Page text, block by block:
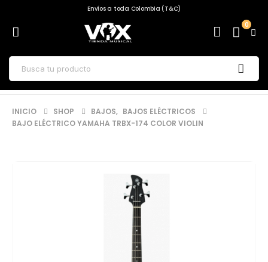
Envíos a toda Colombia (T&C)
0
INICIO SHOP BAJOS, BAJOS ELÉCTRICOS
BAJO ELÉCTRICO YAMAHA TRBX-174 COLOR VIOLIN